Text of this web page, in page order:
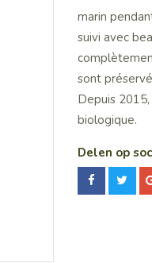
marin
suivi avec
sont
Depuis
biologique.
Delen op